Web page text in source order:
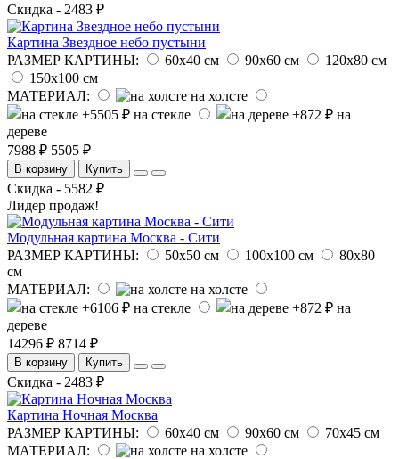
Скидка - 2483 ₽
Картина Звездное небо пустыни
РАЗМЕР КАРТИНЫ:
60х40 см 90х60 см
120х80 см
150х100 см
МАТЕРИАЛ:
на холсте
на стекле
на
дереве
7988 ₽ 5505 ₽
В корзину Купить
Скидка - 5582 ₽
Лидер продаж!
Модульная картина Москва - Сити
РАЗМЕР КАРТИНЫ:
50х50 см 100х100 см
80х80
см
МАТЕРИАЛ:
на холсте
на стекле
на
дереве
14296 ₽ 8714 ₽
В корзину Купить
Скидка - 2483 ₽
Картина Ночная Москва
РАЗМЕР КАРТИНЫ:
60х40 см 90х60 см
70х45 см
МАТЕРИАЛ:
на холсте